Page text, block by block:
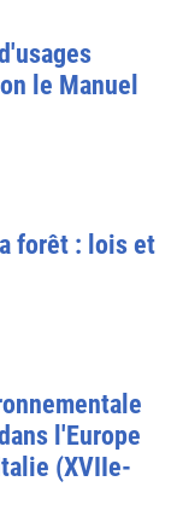
le Manuel
forêt : lois et
l'Europe
(XVIIe-